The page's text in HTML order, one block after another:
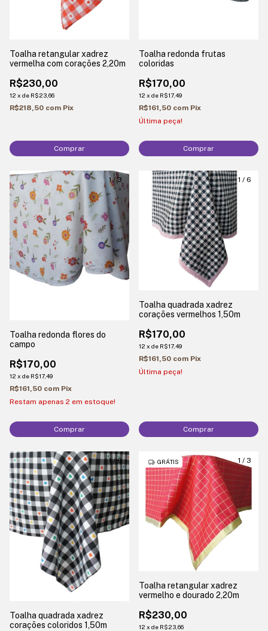
Toalha retangular xadrez
vermelha com corações 2,20m
R$230,00
12 x de R$23,66
R$218,50 com Pix
Comprar
Toalha redonda frutas
coloridas
R$170,00
12 x de R$17,49
R$161,50 com Pix
Última peça!
1/3
Toalha redonda flores do
campo
R$170,00
12 x de R$17,49
R$161,50 com Pix
Restam apenas 2 em estoque!
1 / 6
Toalha quadrada xadrez
corações vermelhos 1,50m
R$170,00
12 x de R$17,49
R$161,50 com Pix
Última peça!
Comprar
1/6
Toalha quadrada xadrez
corações coloridos 1,50m
1 / 3
GRÁTIS
Toalha retangular xadrez
vermelho e dourado 2,20m
R$230,00
12 x de R$23,66